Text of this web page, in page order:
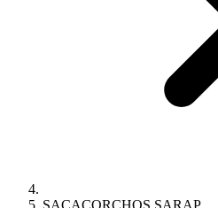
SACACORCHOS SARAP